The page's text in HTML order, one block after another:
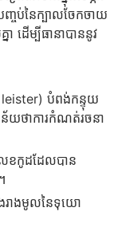
ប់នៃក្បាលចែកចាយ
ដើម្បីធានាបាននូវ
ៅ leister) បំពង់កន្ទុយ
ន័យថាការកំណត់រចនា
េខកូដដែលបាន
ងរាងមូលនៃទុយោ